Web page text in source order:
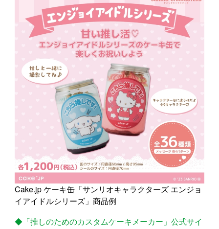
Cake.jp ケーキ缶「サンリオキャラクターズ エンジョ
イアイドルシリーズ」商品例
◆「推しのためのカスタムケーキメーカー」公式サイ